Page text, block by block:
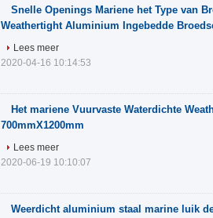
Snelle Openings Mariene het Type van
Weathertight Aluminium Ingebedde
Lees meer
2020-04-16 10:14:53
Het mariene Vuurvaste Waterdichte
700mmX1200mm
Lees meer
2020-06-19 10:10:07
Weerdicht aluminium staal marine luik